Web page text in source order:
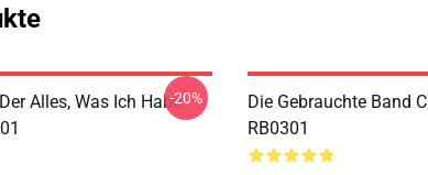
Alles, Was Ich Habe-20%
Die Gebrauchte Band
RB0301